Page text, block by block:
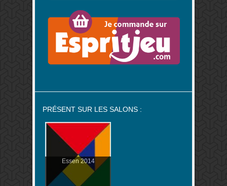
PRÉSENT SUR LES SALONS :
Essen 2014